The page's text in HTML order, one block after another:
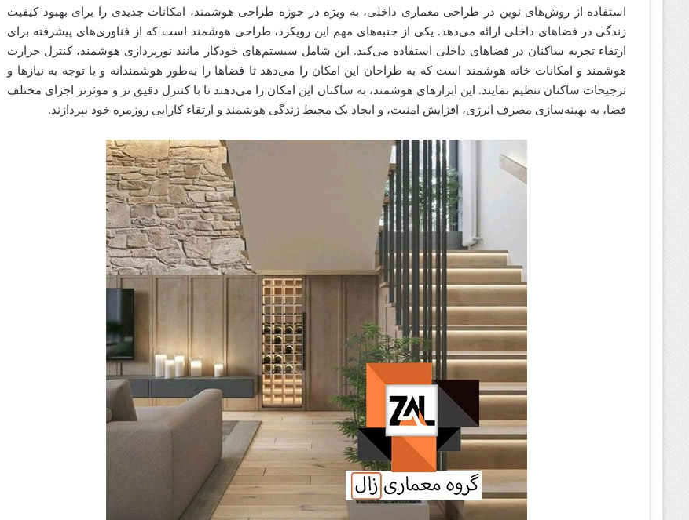
استفاده از روش‌های نوین در طراحی معماری داخلی، به ویژه در حوزه طراحی هوشمند، امکانات جدیدی را برای بهبود کیفیت
زندگی در فضاهای داخلی ارائه می‌دهد. یکی از جنبه‌های مهم این رویکرد، طراحی هوشمند است که از فناوری‌های پیشرفته برای
ارتقاء تجربه ساکنان در فضاهای داخلی استفاده می‌کند. این شامل سیستم‌های خودکار مانند نورپردازی هوشمند، کنترل حرارت
هوشمند و امکانات خانه هوشمند است که به طراحان این امکان را می‌دهد تا فضاها را به‌طور هوشمندانه و با توجه به نیازها و
ترجیحات ساکنان تنظیم نمایند. این ابزارهای هوشمند، به ساکنان این امکان را می‌دهند تا با کنترل دقیق تر و موثرتر اجزای مختلف
فضا، به بهینه‌سازی مصرف انرژی، افزایش امنیت، و ایجاد یک محیط زندگی هوشمند و ارتقاء کارایی روزمره خود بپردازند.